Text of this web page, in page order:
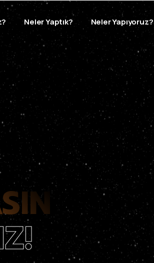
Neler Yaptık? Neler Yapıyoruz?